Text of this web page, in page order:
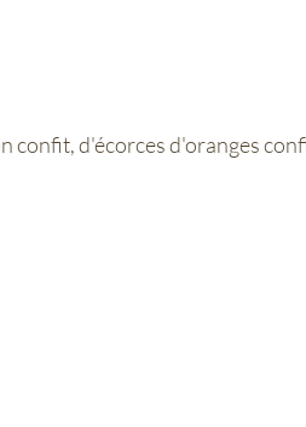
confit, d'écorces d'oranges